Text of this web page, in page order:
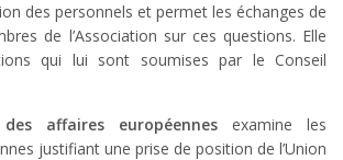
des personnels et permet les échanges de
de l’Association sur ces questions. Elle
qui lui sont soumises par le Conseil
affaires européennes examine les
justifiant une prise de position de l’Union